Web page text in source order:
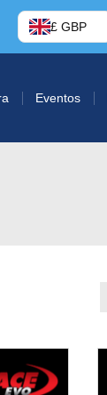
£ GBP
Eventos